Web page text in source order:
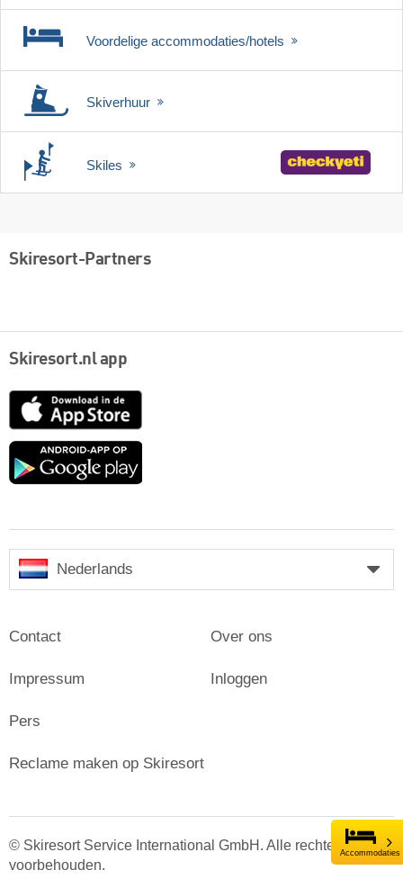
Accommodaties
Voordelige accommodaties/hotels
Skiverhuur
Skiles
Skiresort-Partners
Skiresort.nl app
App
Google
Nederlands
Contact
Impressum
Pers
Over ons
Inloggen
Reclame maken op Skiresort
© Skiresort Service International GmbH. Alle rechten
voorbehouden.